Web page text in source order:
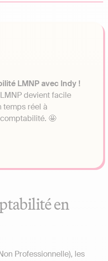
LMNP avec Indy !
devient facile
temps réel à
🤩
en
Professionnelle), les